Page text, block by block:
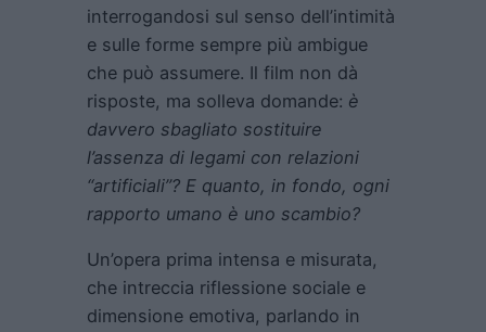
interrogandosi sul senso dell’intimità
e sulle forme sempre più ambigue
che può assumere. Il film non dà
risposte, ma solleva domande: è
davvero sbagliato sostituire
l’assenza di legami con relazioni
“artificiali”? E quanto, in fondo, ogni
rapporto umano è uno scambio?
Un’opera prima intensa e misurata,
che intreccia riflessione sociale e
dimensione emotiva, parlando in